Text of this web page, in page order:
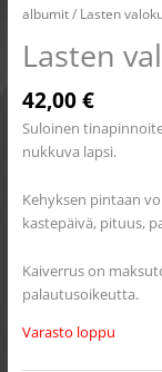
albumit/ Lasten
Lasten
42,00€
Suloinen
nukkuva lapsi.
Kehyksen pintaan
kastepäivä, pituus,
Kaiverrus on
palautusoikeutta.
Varasto loppu